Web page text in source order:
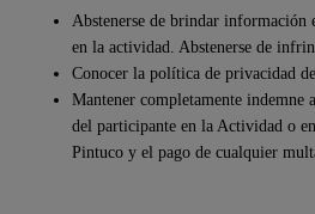
Abstenerse de brindar
en la actividad. Abstenerse de
Conocer la política de privacidad
Mantener completamente indemne
del participante en la Actividad o
Pintuco y el pago de cualquier